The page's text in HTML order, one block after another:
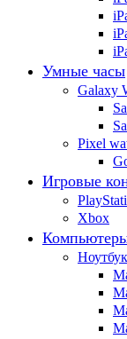
Умные часы
Galaxy
Pixel
Игровые
Xbox